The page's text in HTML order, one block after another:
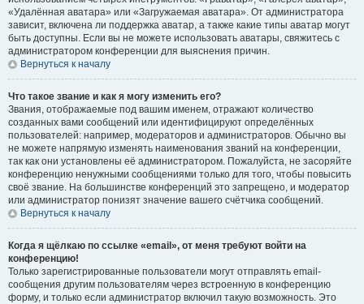
«Удалённая аватара» или «Загружаемая аватара». От администратора
зависит, включена ли поддержка аватар, а также какие типы аватар могут
быть доступны. Если вы не можете использовать аватары, свяжитесь с
администратором конференции для выяснения причин.
Вернуться к началу
Что такое звание и как я могу изменить его?
Звания, отображаемые под вашим именем, отражают количество
созданных вами сообщений или идентифицируют определённых
пользователей: например, модераторов и администраторов. Обычно вы
не можете напрямую изменять наименования званий на конференции,
так как они установлены её администратором. Пожалуйста, не засоряйте
конференцию ненужными сообщениями только для того, чтобы повысить
своё звание. На большинстве конференций это запрещено, и модератор
или администратор понизят значение вашего счётчика сообщений.
Вернуться к началу
Когда я щёлкаю по ссылке «email», от меня требуют войти на
конференцию!
Только зарегистрированные пользователи могут отправлять email-
сообщения другим пользователям через встроенную в конференцию
форму, и только если администратор включил такую возможность. Это